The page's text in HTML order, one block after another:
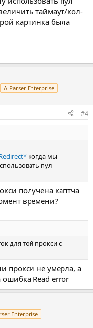
таймаут/кол-
картинка была
A-Parser Enterprise
#4
когда мы
пул
получена каптча
времени?
для той прокси с
прокси не умерла, а
ошибка Read error
Enterprise